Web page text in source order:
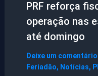
PRF reforça
operação nas
até domingo
Deixe um comentário
Feriadão, Notícias,